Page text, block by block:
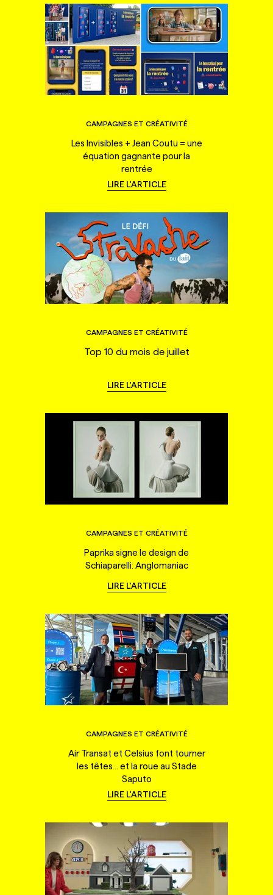
CAMPAGNES ET CRÉATIVITÉ
Les Invisibles + Jean Coutu = une
équation gagnante pour la
rentrée
LIRE L'ARTICLE
CAMPAGNES ET CRÉATIVITÉ
Top 10 du mois de juillet
LIRE L'ARTICLE
CAMPAGNES ET CRÉATIVITÉ
Paprika signe le design de
Schiaparelli: Anglomaniac
LIRE L'ARTICLE
CAMPAGNES ET CRÉATIVITÉ
Air Transat et Celsius font tourner
les têtes... et la roue au Stade
Saputo
LIRE L'ARTICLE